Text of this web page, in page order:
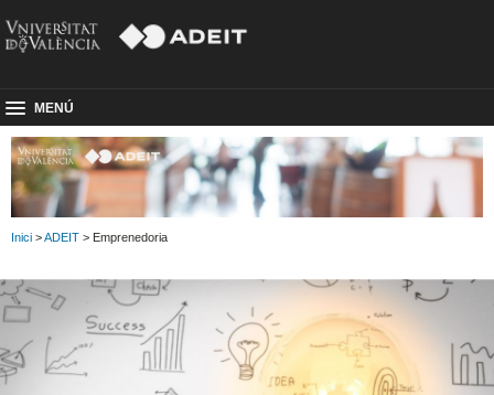
MENÚ
Inici >ADEIT > Emprenedoria